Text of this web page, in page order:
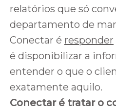
relatórios que só
departamento de
Conectar é responder
é disponibilizar a
entender o que o
exatamente aquilo.
Conectar é tratar o